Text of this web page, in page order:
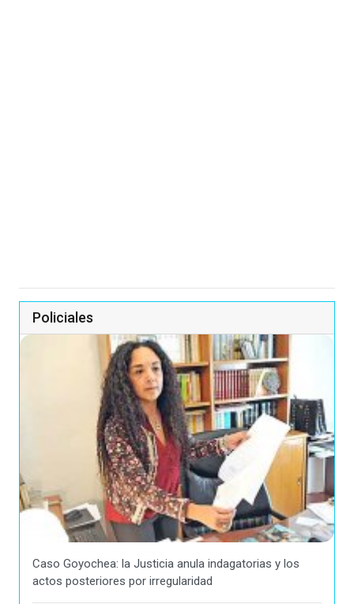
Policiales
Caso Goyochea: la Justicia anula indagatorias y los
actos posteriores por irregularidad